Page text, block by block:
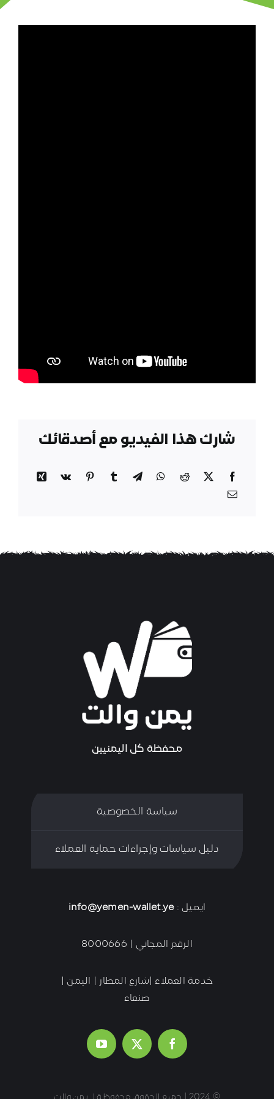
شارك هذا الفيديو مع أصدقائك
محفظة كل اليمنيين
سياسة الخصوصية
دليل سياسات وإجراءات حماية العملاء
ايميل :info@yemen-wallet.ye
الرقم المجاني | 8000666
خدمة العملاء |شارع المطار | اليمن |
صنعاء